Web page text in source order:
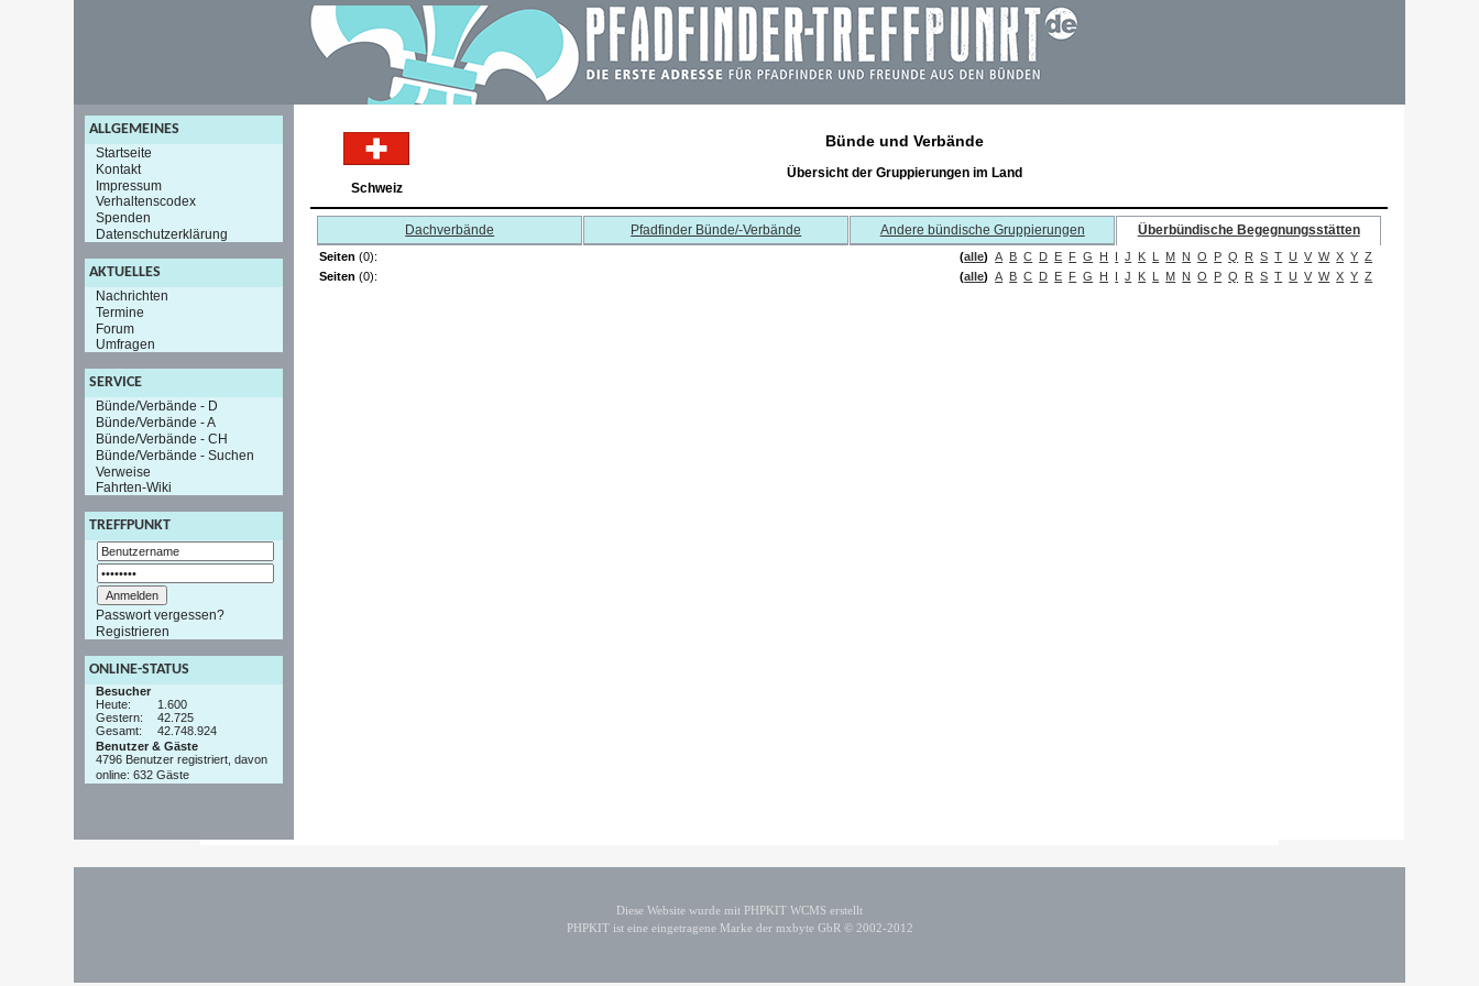
ALLGEMEINES
Startseite
Kontakt
Impressum
Verhaltenscodex
Spenden
Datenschutzerklärung
AKTUELLES
Nachrichten
Termine
Forum
Umfragen
SERVICE
Bünde/Verbände - D
Bünde/Verbände - A
Bünde/Verbände - CH
Bünde/Verbände - Suchen
Verweise
Fahrten-Wiki
TREFFPUNKT
Passwort vergessen?
Registrieren
ONLINE-STATUS
Besucher
Heute:
1.600
Gestern:
42.725
Gesamt:
42.748.924
Benutzer & Gäste
4796 Benutzer registriert, davon
online: 632 Gäste
Schweiz
Bünde und Verbände
Übersicht der Gruppierungen im Land
Dachverbände Pfadfinder Bünde/-Verbände Andere bündische Gruppierungen Überbündische Begegnungsstätten
Seiten (0): (alle) A B C D E F G H I J K L M N O P Q R S T U V W X Y Z
Seiten (0): (alle) A B C D E F G H I J K L M N O P Q R S T U V W X Y Z
Diese Website wurde mit PHPKIT WCMS erstellt
PHPKIT ist eine eingetragene Marke der mxbyte GbR © 2002-2012